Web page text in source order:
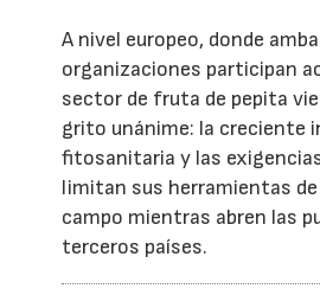
A nivel europeo, donde
organizaciones participan
sector de fruta de pepita
grito unánime: la creciente
fitosanitaria y las
limitan sus herramientas
campo mientras abren las
terceros países.